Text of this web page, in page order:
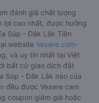
đánh giá chất lượng
lợi cao nhất, được hưởng
Súp - Đắk Lắk Tiền
website Vexere.com-
và uy tín nhất tại Việt
bất cứ giao dịch đặt
Súp - Đắk Lắk nào của
đều được Vexere cam
coupon giảm giá hoặc